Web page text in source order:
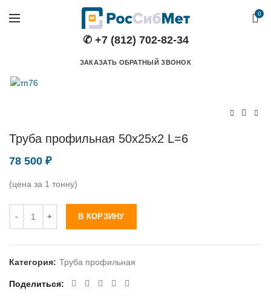
0
✆ +7 (812) 702-82-34
ЗАКАЗАТЬ ОБРАТНЫЙ ЗВОНОК
Труба профильная 50х25х2 L=6
78 500 ₽
(цена за 1 тонну)
В КОРЗИНУ
Категория: Труба профильная
Поделиться